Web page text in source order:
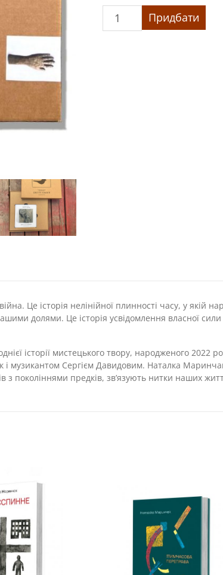
діти/Dritte
Придбати
Це історія нелінійної плинності часу, у якій
долями. Це історія усвідомлення власної сили і
історії мистецького твору, народженого 2022
Сергієм Давидовим. Наталка Маринчак
з поколіннями предків, зв’язують нитки наших